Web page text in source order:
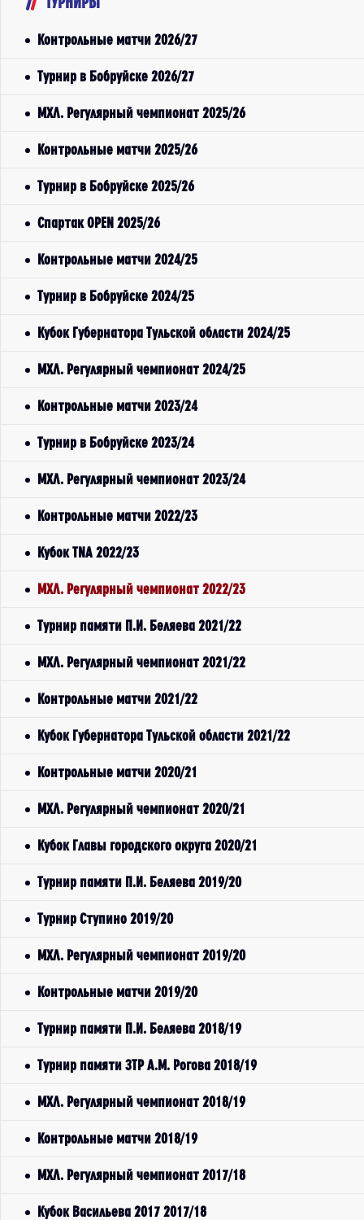
Контрольные матчи 2026/27
Турнир в Бобруйске 2026/27
МХЛ. Регулярный чемпионат 2025/26
Контрольные матчи 2025/26
Турнир в Бобруйске 2025/26
Спартак OPEN 2025/26
Контрольные матчи 2024/25
Турнир в Бобруйске 2024/25
Кубок Губернатора Тульской области 2024/25
МХЛ. Регулярный чемпионат 2024/25
Контрольные матчи 2023/24
Турнир в Бобруйске 2023/24
МХЛ. Регулярный чемпионат 2023/24
Контрольные матчи 2022/23
Кубок TNA 2022/23
МХЛ. Регулярный чемпионат 2022/23
Турнир памяти П.И. Беляева 2021/22
МХЛ. Регулярный чемпионат 2021/22
Контрольные матчи 2021/22
Кубок Губернатора Тульской области 2021/22
Контрольные матчи 2020/21
МХЛ. Регулярный чемпионат 2020/21
Кубок Главы городского округа 2020/21
Турнир памяти П.И. Беляева 2019/20
Турнир Ступино 2019/20
МХЛ. Регулярный чемпионат 2019/20
Контрольные матчи 2019/20
Турнир памяти П.И. Беляева 2018/19
Турнир памяти ЗТР А.М. Рогова 2018/19
МХЛ. Регулярный чемпионат 2018/19
Контрольные матчи 2018/19
МХЛ. Регулярный чемпионат 2017/18
Кубок Васильева 2017 2017/18